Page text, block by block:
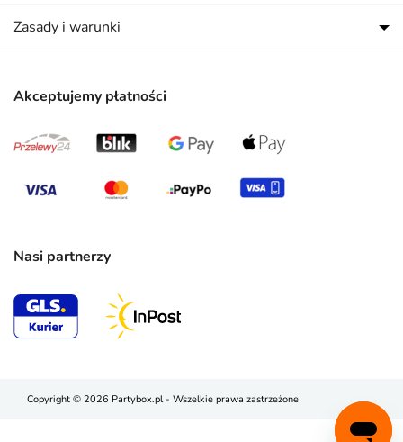
Akceptujemy płatności
Nasi partnerzy
Zasady i warunki
Copyright © 2026 Partybox.pl - Wszelkie prawa zastrzeżone